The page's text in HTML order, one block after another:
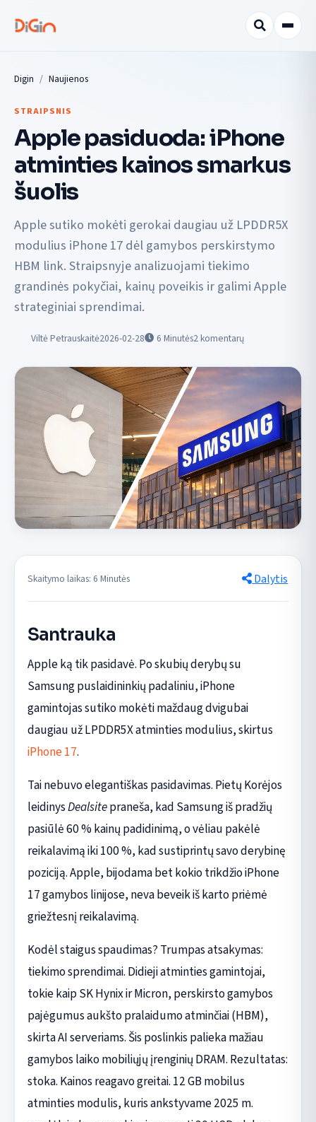
Digin Naujienos
STRAIPSNIS
Apple pasiduoda: iPhone
atminties kainos smarkus
šuolis
Apple sutiko mokėti gerokai daugiau už LPDDR5X
modulius iPhone 17 dėl gamybos perskirstymo
HBM link. Straipsnyje analizuojami tiekimo
grandinės pokyčiai, kainų poveikis ir galimi Apple
strateginiai sprendimai.
Viltė Petrauskaitė2026-02-28 6 Minutės2 komentarų
Skaitymo laikas: 6 Minutės Dalytis
Santrauka
Apple ką tik pasidavė. Po skubių derybų su
Samsung puslaidininkių padaliniu, iPhone
gamintojas sutiko mokėti maždaug dvigubai
daugiau už LPDDR5X atminties modulius, skirtus
iPhone 17.
Tai nebuvo elegantiškas pasidavimas. Pietų Korėjos
leidinysDealsitepraneša, kad Samsung iš pradžių
pasiūlė 60 % kainų padidinimą, o vėliau pakėlė
reikalavimą iki 100 %, kad sustiprintų savo derybinę
poziciją. Apple, bijodama bet kokio trikdžio iPhone
17 gamybos linijose, neva beveik iš karto priėmė
griežtesnį reikalavimą.
Kodėl staigus spaudimas? Trumpas atsakymas:
tiekimo sprendimai. Didieji atminties gamintojai,
tokie kaip SK Hynix ir Micron, perskirsto gamybos
pajėgumus aukšto pralaidumo atminčiai (HBM),
skirta AI serveriams. Šis poslinkis palieka mažiau
gamybos laiko mobiliųjų įrenginių DRAM. Rezultatas:
stoka. Kainos reagavo greitai. 12 GB mobilus
atminties modulis, kuris ankstyvame 2025 m.